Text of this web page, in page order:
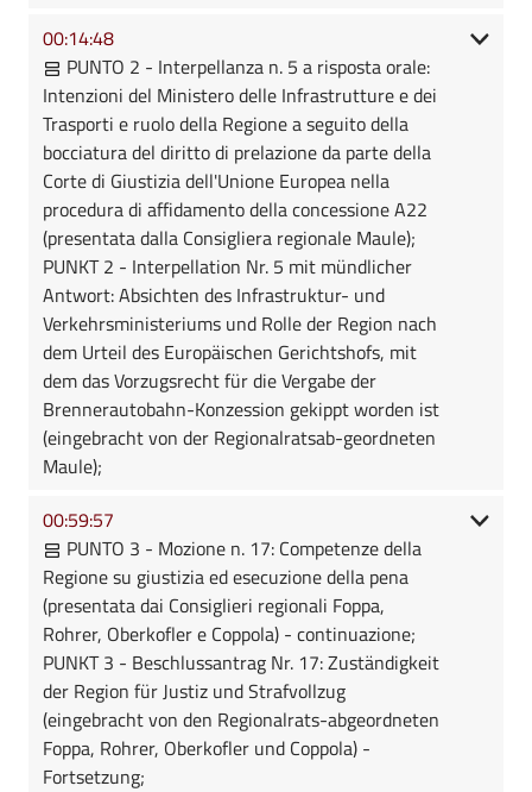
00:14:48
PUNTO 2 - Interpellanza n. 5 a risposta orale:
Intenzioni del Ministero delle Infrastrutture e dei
Trasporti e ruolo della Regione a seguito della
bocciatura del diritto di prelazione da parte della
Corte di Giustizia dell'Unione Europea nella
procedura di affidamento della concessione A22
(presentata dalla Consigliera regionale Maule);
PUNKT 2 - Interpellation Nr. 5 mit mündlicher
Antwort: Absichten des Infrastruktur- und
Verkehrsministeriums und Rolle der Region nach
dem Urteil des Europäischen Gerichtshofs, mit
dem das Vorzugsrecht für die Vergabe der
Brennerautobahn-Konzession gekippt worden ist
(eingebracht von der Regionalratsab-geordneten
Maule);
00:59:57
PUNTO 3 - Mozione n. 17: Competenze della
Regione su giustizia ed esecuzione della pena
(presentata dai Consiglieri regionali Foppa,
Rohrer, Oberkofler e Coppola) - continuazione;
PUNKT 3 - Beschlussantrag Nr. 17: Zuständigkeit
der Region für Justiz und Strafvollzug
(eingebracht von den Regionalrats-abgeordneten
Foppa, Rohrer, Oberkofler und Coppola) -
Fortsetzung;